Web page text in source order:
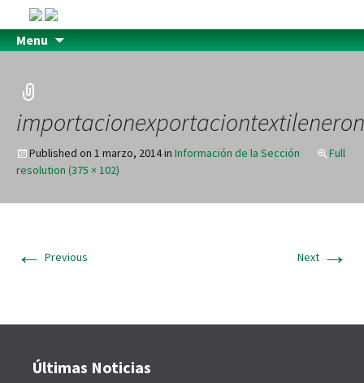
Menu
Published on 1 marzo, 2014in Información de la Sección
Full
resolution (375 × 102)
← Previous Next →
Últimas Noticias